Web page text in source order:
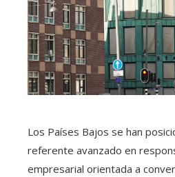
Los Países Bajos se han
referente avanzado en
empresarial orientada a